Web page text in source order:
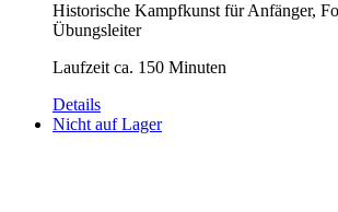
Historische Kampfkunst für Anfänger,
Übungsleiter
Laufzeit ca. 150 Minuten
Details
Nicht auf Lager